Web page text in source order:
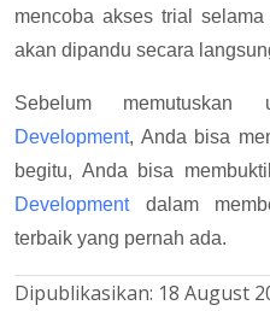
mencoba akses trial
akan dipandu secara
Sebelum memutuskan
Development, Anda bisa
begitu, Anda bisa
Developmentdalam
terbaik yang pernah ada.
Dipublikasikan: 18 August